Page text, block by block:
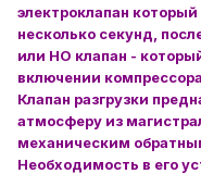
электроклапан
несколько секунд,
или НО клапан -
включении
Клапан разгрузки
атмосферу из
механическим
Необходимость в его